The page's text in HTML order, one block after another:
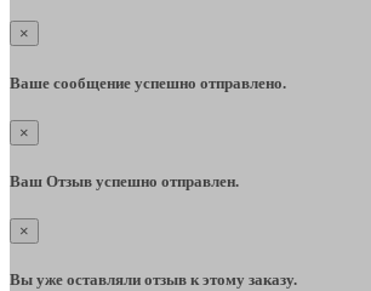
×
Ваше сообщение успешно отправлено.
×
Ваш Отзыв успешно отправлен.
×
Вы уже оставляли отзыв к этому заказу.